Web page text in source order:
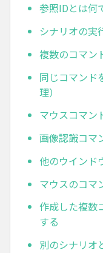
参照IDとは何
シナリオの実
複数のコマン
同じコマンド
理）
マウスコマン
画像認識コマ
他のウインド
マウスのコマ
作成した複数
する
別のシナリオ